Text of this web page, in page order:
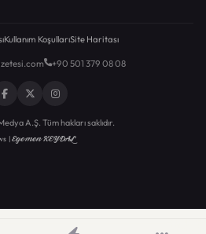
Kullanım KoşullarıSite Haritası
+90 501 379 08 08
A.Ş. Tüm hakları saklıdır.
|Egemen KEYDAL